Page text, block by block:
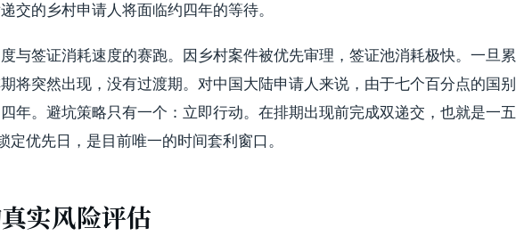
交的乡村申请人将面临约四年的等待。
与签证消耗速度的赛跑。因乡村案件被优先审理，签证池消耗极快。一旦累
将突然出现，没有过渡期。对中国大陆申请人来说，由于七个百分点的国别
年。避坑策略只有一个：立即行动。在排期出现前完成双递交，也就是一五
定优先日，是目前唯一的时间套利窗口。
实风险评估